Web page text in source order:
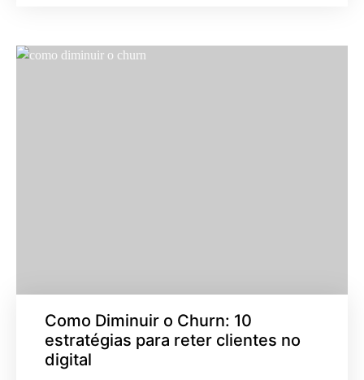
Como Diminuir o Churn: 10
estratégias para reter clientes no
digital